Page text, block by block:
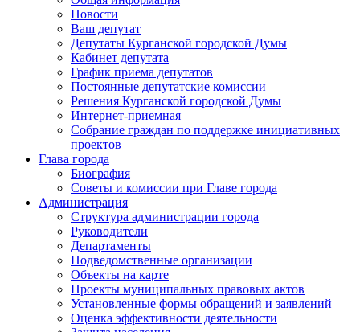
Новости
Ваш депутат
Депутаты Курганской городской Думы
Кабинет депутата
График приема депутатов
Постоянные депутатские комиссии
Решения Курганской городской Думы
Интернет-приемная
Собрание граждан по поддержке инициативных
проектов
Глава города
Биография
Советы и комиссии при Главе города
Администрация
Структура администрации города
Руководители
Департаменты
Подведомственные организации
Объекты на карте
Проекты муниципальных правовых актов
Установленные формы обращений и заявлений
Оценка эффективности деятельности